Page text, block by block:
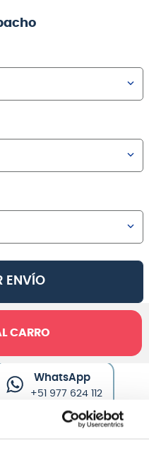
ENVÍO
CARRO
WhatsApp
+51 977 624 112